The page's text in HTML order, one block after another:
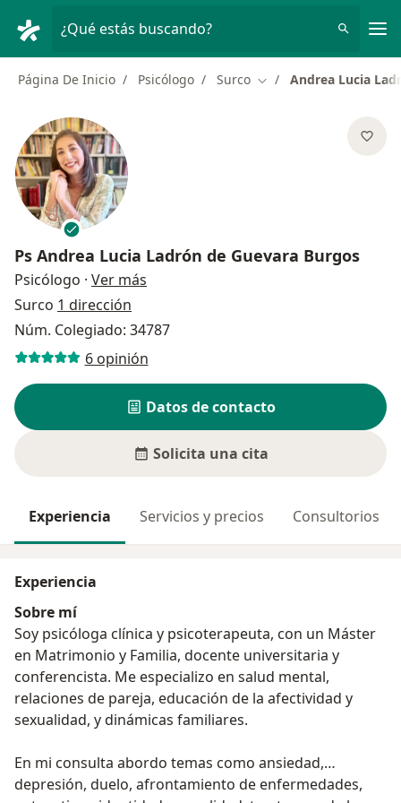
¿Qué estás buscando?
Página De Inicio Psicólogo Surco Cambiar de ciudad
Andrea Lucia
Ps Andrea Lucia Ladrón de Guevara Burgos
Psicólogo · Ver más
Surco 1 dirección
Núm. Colegiado: 34787
6 opinión
Datos de contacto
Solicita una cita
Experiencia Servicios y precios Consultorios
Experiencia
Sobre mí
Soy psicóloga clínica y psicoterapeuta, con un Máster
en Matrimonio y Familia, docente universitaria y
conferencista. Me especializo en salud mental,
relaciones de pareja, educación de la afectividad y
sexualidad, y dinámicas familiares.
En mi consulta abordo temas como ansiedad,
depresión, duelo, afrontamiento de enfermedades,